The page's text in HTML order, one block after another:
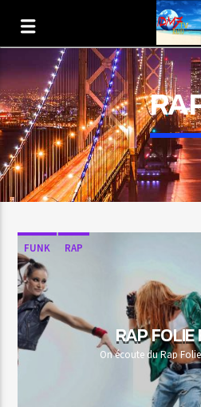
EN CE MOMENT
TITRE
ARTISTE
FUNK RAP
RAP FOLIE
On écoute du Rap